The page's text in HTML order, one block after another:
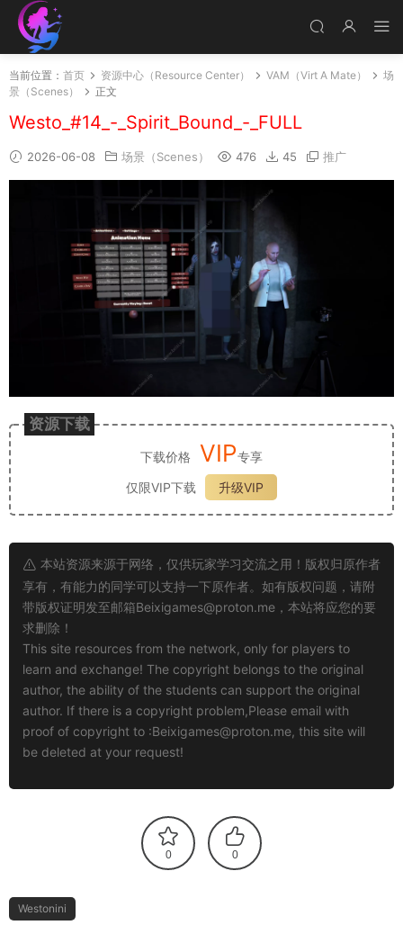
当前位置： 首页 资源中心（Resource Center） VAM（Virt A Mate）
场
景（Scenes）
正文
Westo_#14_-_Spirit_Bound_-_FULL
2026-06-08 场景（Scenes） 476 45 推广
资源下载
下载价格 VIP专享
仅限VIP下载
升级VIP
本站资源来源于网络，仅供玩家学习交流之用！版权归原作者
享有，有能力的同学可以支持一下原作者。如有版权问题，请附
带版权证明发至邮箱Beixigames@proton.me ，本站将应您的要
求删除！
This site resources from the network, only for players to
learn and exchange! The copyright belongs to the original
author, the ability of the students can support the original
author. If there is a copyright problem,Please email with
proof of copyright to :Beixigames@proton.me, this site will
be deleted at your request!
0 0
Westonini